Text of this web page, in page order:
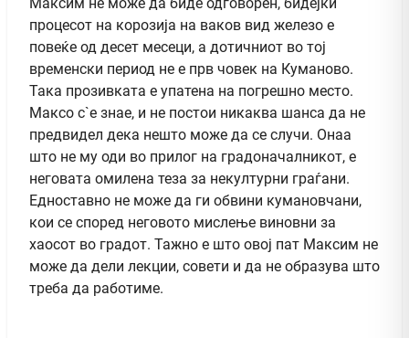
процесот на корозија на ваков вид железо е
повеќе од десет месеци, а дотичниот во тој
временски период не е прв човек на Куманово.
Така прозивката е упатена на погрешно место.
Максо с`е знае, и не постои никаква шанса да не
предвидел дека нешто може да се случи. Онаа
што не му оди во прилог на градоначалникот, е
неговата омилена теза за некултурни граѓани.
Едноставно не може да ги обвини кумановчани,
кои се според неговото мислење виновни за
хаосот во градот. Тажно е што овој пат Максим не
може да дели лекции, совети и да не образува што
треба да работиме.